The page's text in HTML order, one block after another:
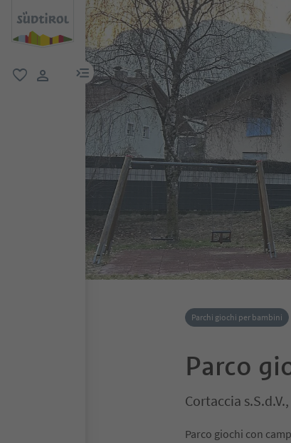
menu link
Parchi giochi per bambini
Parco
Cortaccia
Parco giochi con